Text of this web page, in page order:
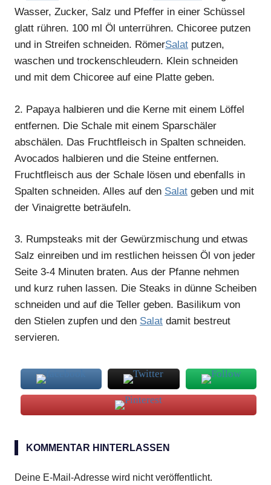
Wasser, Zucker, Salz und Pfeffer in einer Schüssel
glatt rühren. 100 ml Öl unterrühren. Chicoree putzen
und in Streifen schneiden. RömerSalat putzen,
waschen und trockenschleudern. Klein schneiden
und mit dem Chicoree auf eine Platte geben.
2. Papaya halbieren und die Kerne mit einem Löffel
entfernen. Die Schale mit einem Sparschäler
abschälen. Das Fruchtfleisch in Spalten schneiden.
Avocados halbieren und die Steine entfernen.
Fruchtfleisch aus der Schale lösen und ebenfalls in
Spalten schneiden. Alles auf den Salat geben und mit
der Vinaigrette beträufeln.
3. Rumpsteaks mit der Gewürzmischung und etwas
Salz einreiben und im restlichen heissen Öl von jeder
Seite 3-4 Minuten braten. Aus der Pfanne nehmen
und kurz ruhen lassen. Die Steaks in dünne Scheiben
schneiden und auf die Teller geben. Basilikum von
den Stielen zupfen und den Salat damit bestreut
servieren.
Steak-
KOMMENTAR HINTERLASSEN
Deine E-Mail-Adresse wird nicht veröffentlicht.